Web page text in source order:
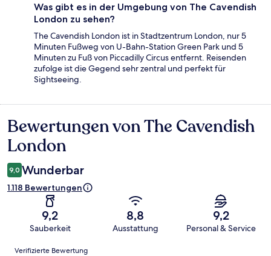
Was gibt es in der Umgebung von The Cavendish
London zu sehen?
The Cavendish London ist in Stadtzentrum London, nur 5
Minuten Fußweg von U-Bahn-Station Green Park und 5
Minuten zu Fuß von Piccadilly Circus entfernt. Reisenden
zufolge ist die Gegend sehr zentral und perfekt für
Sightseeing.
Bewertungen
Bewertungen von The Cavendish
London
9,0 Wunderbar
1.118 Bewertungen
9,2
Sauberkeit
8,8
Ausstattung
9,2
Personal & Service
Bewertungen
Verifizierte Bewertung